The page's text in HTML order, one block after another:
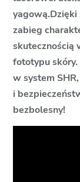
yagową.Dzięki
zabieg
skutecznością
fototypu skóry.
w system
i
bezbolesny!